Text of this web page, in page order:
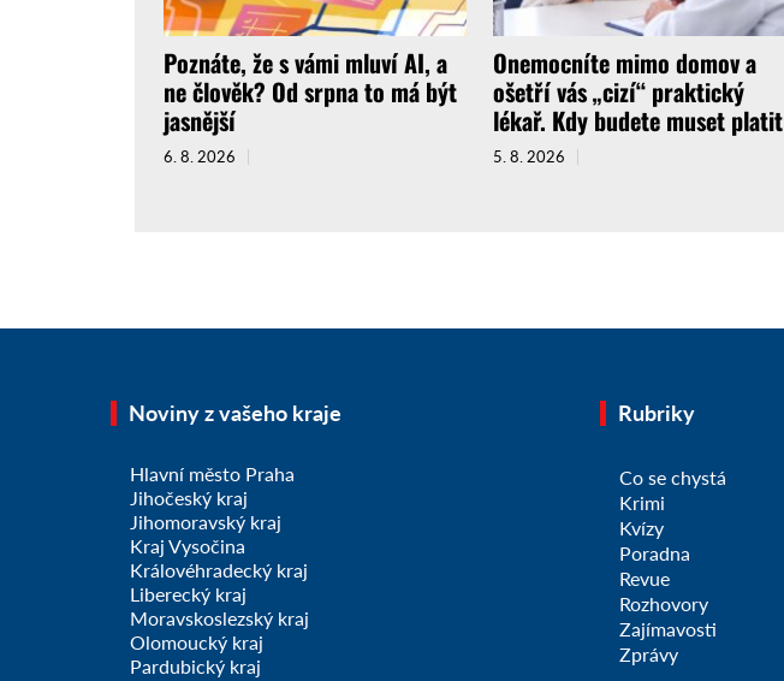
Poznáte, že s vámi mluví AI, a
ne člověk? Od srpna to má být
jasnější
6. 8. 2026
Onemocníte mimo domov a
ošetří vás „cizí“ praktický
lékař. Kdy budete muset platit
5. 8. 2026
Noviny z vašeho kraje
Hlavní město Praha
Jihočeský kraj
Jihomoravský kraj
Kraj Vysočina
Královéhradecký kraj
Liberecký kraj
Moravskoslezský kraj
Olomoucký kraj
Pardubický kraj
Rubriky
Co se chystá
Krimi
Kvízy
Poradna
Revue
Rozhovory
Zajímavosti
Zprávy